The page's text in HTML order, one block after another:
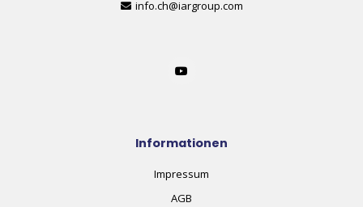
info.ch@iargroup.com
Informationen
Impressum
AGB